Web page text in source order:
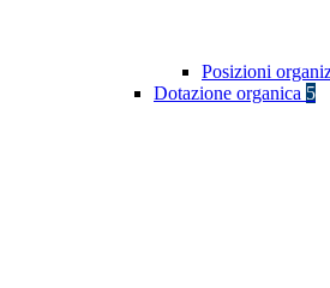
Posizioni
Dotazione organica 5